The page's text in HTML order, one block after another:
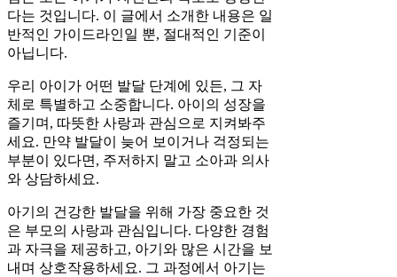
다는 것입니다. 이 글에서 소개한 내용은 일
반적인 가이드라인일 뿐, 절대적인 기준이
아닙니다.
우리 아이가 어떤 발달 단계에 있든, 그 자
체로 특별하고 소중합니다. 아이의 성장을
즐기며, 따뜻한 사랑과 관심으로 지켜봐주
세요. 만약 발달이 늦어 보이거나 걱정되는
부분이 있다면, 주저하지 말고 소아과 의사
와 상담하세요.
아기의 건강한 발달을 위해 가장 중요한 것
은 부모의 사랑과 관심입니다. 다양한 경험
과 자극을 제공하고, 아기와 많은 시간을 보
내며 상호작용하세요. 그 과정에서 아기는